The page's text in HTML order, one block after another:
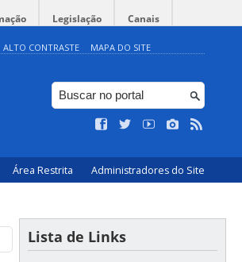
Legislação Canais
ALTO CONTRASTE MAPA DO SITE
Área Restrita Administradores do Site
Lista de Links